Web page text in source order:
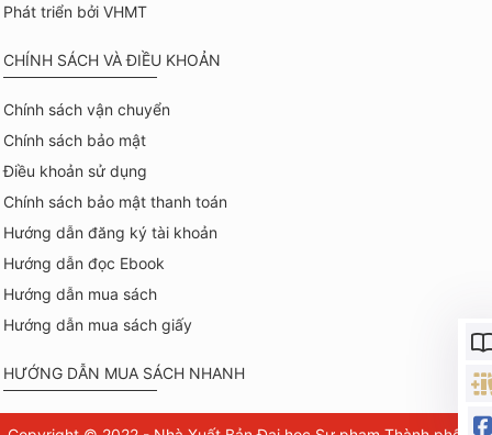
Phát triển bởi VHMT
CHÍNH SÁCH VÀ ĐIỀU KHOẢN
Chính sách vận chuyển
Chính sách bảo mật
Điều khoản sử dụng
Chính sách bảo mật thanh toán
Hướng dẫn đăng ký tài khoản
Hướng dẫn đọc Ebook
Hướng dẫn mua sách
Hướng dẫn mua sách giấy
HƯỚNG DẪN MUA SÁCH NHANH